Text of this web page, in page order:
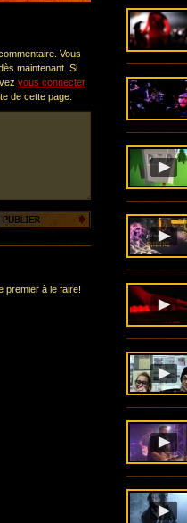
Vous
maintenant. Si
vous connecter
de cette page.
premier à le faire!